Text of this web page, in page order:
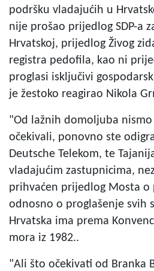
podršku vladajućih u
nije prošao prijedlog SDP-a
Hrvatskoj, prijedlog Živog
registra pedofila, kao ni
proglasi isključivi
je žestoko reagirao Nikola
"Od lažnih domoljuba
očekivali, ponovno ste
Deutsche Telekom, te
vladajućim zastupnicima,
prihvaćen prijedlog Mosta o
odnosno o proglašenje svih
Hrvatska ima prema
mora iz 1982..
"Ali što očekivati od Branka